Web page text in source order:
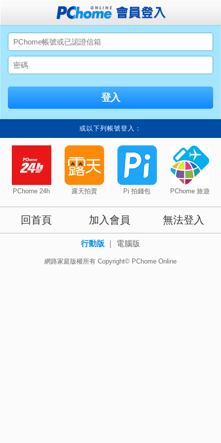
或以下列帳號登入：
PChome 24h 露天拍賣 Pi 拍錢包 PChome 旅遊
回首頁 加入會員 無法登入
行動版 電腦版
網路家庭版權所有 Copyright© PChome Online